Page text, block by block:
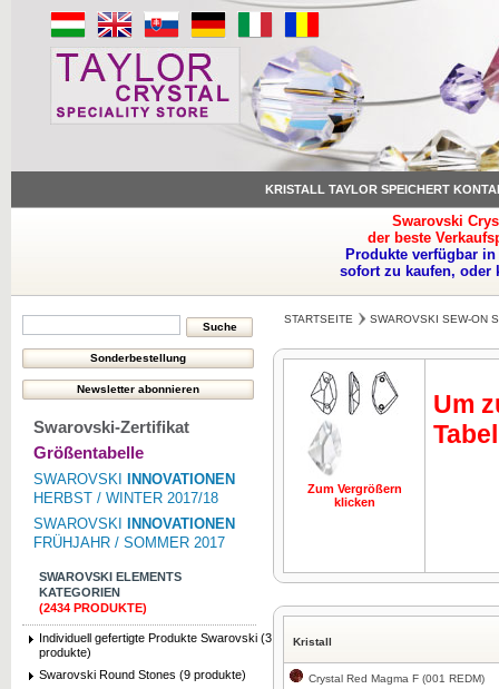
KRISTALL TAYLOR SPEICHERT
Swarovski
der beste
Produkte verfügbar
sofort zu kaufen, oder
Swarovski-Zertifikat
Größentabelle
SWAROVSKI
INNOVATIONEN
HERBST / WINTER 2017/18
SWAROVSKI
INNOVATIONEN
FRÜHJAHR / SOMMER 2017
SWAROVSKI ELEMENTS
KATEGORIEN
(2434 PRODUKTE)
Individuell gefertigte Produkte Swarovski (3
produkte)
Swarovski Round Stones (9 produkte)
STARTSEITE SWAROVSKI SEW-ON
Zum Vergrößern
klicken
Um
Kristall
Crystal Red Magma F (001 REDM)